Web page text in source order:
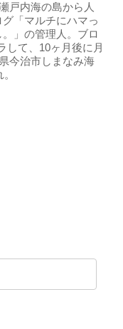
戸内海の島から人
「マルチにハマっ
」の管理人。ブロ
して、10ヶ月後に月
今治市しまなみ海